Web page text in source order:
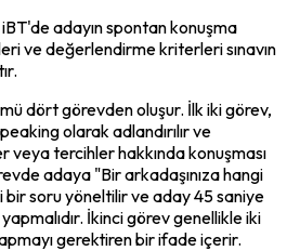
adayın spontan konuşma
ve değerlendirme kriterleri sınavın
dört görevden oluşur. İlk iki görev,
olarak adlandırılır ve
veya tercihler hakkında konuşması
adaya "Bir arkadaşınıza hangi
soru yöneltilir ve aday 45 saniye
İkinci görev genellikle iki
gerektiren bir ifade içerir.